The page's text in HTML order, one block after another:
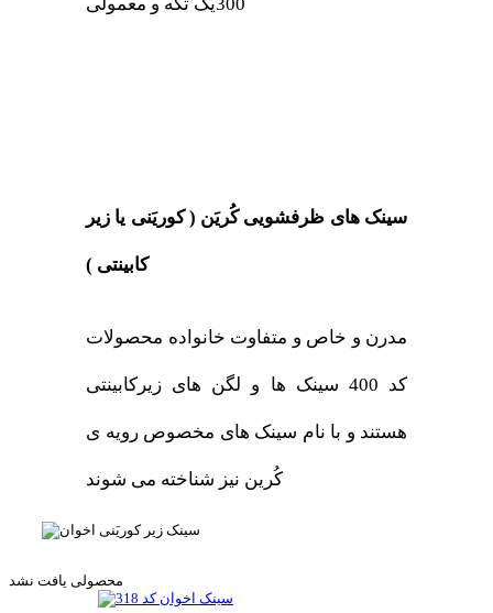
300یک تکه و معمولی
سینک های ظرفشویی کُریَن ( کوریَنی یا زیر
کابینتی )
مدرن و خاص و متفاوت خانواده محصولات
کد 400 سینک ها و لگن های زیرکابینتی
هستند و با نام سینک های مخصوص رویه ی
کُرین نیز شناخته می شوند
محصولی یافت نشد